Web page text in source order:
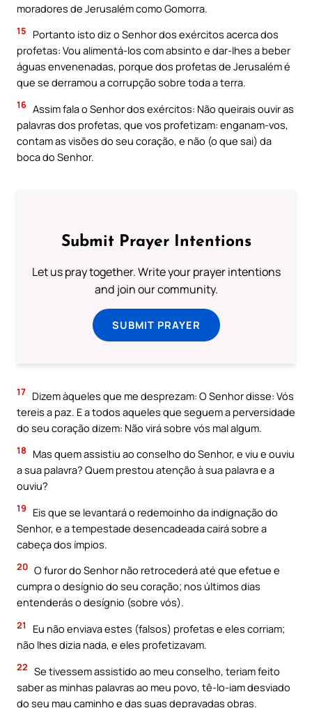
moradores de Jerusalém como Gomorra.
15
Portanto isto diz o Senhor dos exércitos acerca dos
profetas: Vou alimentá-los com absinto e dar-lhes a beber
águas envenenadas, porque dos profetas de Jerusalém é
que se derramou a corrupção sobre toda a terra.
16 Assim fala o Senhor dos exércitos: Não queirais ouvir as
palavras dos profetas, que vos profetizam: enganam-vos,
contam as visões do seu coração, e não (o que sai) da
boca do Senhor.
Submit Prayer Intentions
Let us pray together. Write your prayer intentions
and join our community.
SUBMIT PRAYER
17 Dizem àqueles que me desprezam: O Senhor disse: Vós
tereis a paz. E a todos aqueles que seguem a perversidade
do seu coração dizem: Não virá sobre vós mal algum.
18
Mas quem assistiu ao conselho do Senhor, e viu e ouviu
a sua palavra? Quem prestou atenção à sua palavra e a
ouviu?
19
Eis que se levantará o redemoinho da indignação do
Senhor, e a tempestade desencadeada cairá sobre a
cabeça dos ímpios.
20 O furor do Senhor não retrocederá até que efetue e
cumpra o desígnio do seu coração; nos últimos dias
entenderás o desígnio (sobre vós).
21
Eu não enviava estes (falsos) profetas e eles corriam;
não lhes dizia nada, e eles profetizavam.
22 Se tivessem assistido ao meu conselho, teriam feito
saber as minhas palavras ao meu povo, tê-lo-iam desviado
do seu mau caminho e das suas depravadas obras.